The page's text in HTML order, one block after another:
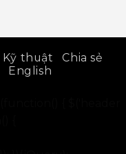
Kỹ thuật
Chia sẻ
English